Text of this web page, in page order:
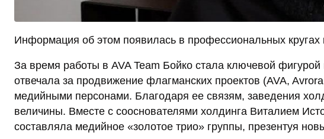
Информация об этом появилась в профессиональных кругах
За время работы в AVA Team Бойко стала ключевой
отвечала за продвижение флагманских проектов (AVA,
медийными персонами. Благодаря ее связям, заведения
величины. Вместе с сооснователями холдинга Виталием
составляла медийное «золотое трио» группы, презентуя